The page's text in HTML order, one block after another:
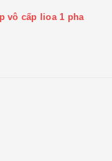
vô cấp lioa 1 pha